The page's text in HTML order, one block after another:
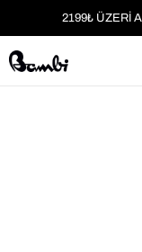
2199₺ ÜZERİ
MOBİL